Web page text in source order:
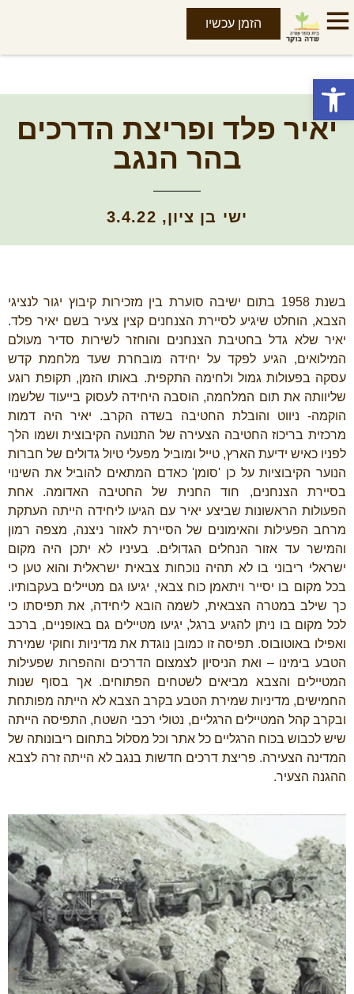
פתח סרגל נגישות
הזמן עכשיו
יאיר פלד ופריצת הדרכים
בהר הנגב
ישי בן ציון, 3.4.22
בשנת 1958 בתום ישיבה סוערת בין מזכירות קיבוץ יגור לנציגי
הצבא, הוחלט שיגיע לסיירת הצנחנים קצין צעיר בשם יאיר פלד.
יאיר שלא גדל בחטיבת הצנחנים והוחזר לשירות סדיר מעולם
המילואים, הגיע לפקד על יחידה מובחרת שעד מלחמת קדש
עסקה בפעולות גמול ולחימה התקפית. באותו הזמן, תקופת רוגע
שליוותה את תום המלחמה, הוסבה היחידה לעסוק בייעוד שלשמו
הוקמה- ניווט והובלת החטיבה בשדה הקרב. יאיר היה דמות
מרכזית בריכוז החטיבה הצעירה של התנועה הקיבוצית ושמו הלך
לפניו כאיש ידיעת הארץ, טייל ומוביל מפעלי טיול גדולים של חברות
הנוער הקיבוציות על כן 'סומן' כאדם המתאים להוביל את השינוי
בסיירת הצנחנים, חוד החנית של החטיבה האדומה. אחת
הפעולות הראשונות שביצע יאיר עם הגיעו ליחידה הייתה העתקת
מרחב הפעילות והאימונים של הסיירת לאזור ניצנה, מצפה רמון
והמישר עד אזור הנחלים הגדולים. בעיניו לא יתכן היה מקום
ישראלי ריבוני בו לא תהיה נוכחות צבאית ישראלית והוא טען כי
בכל מקום בו יסייר ויתאמן כוח צבאי, יגיעו גם מטיילים בעקבותיו.
כך שילב במטרה הצבאית, לשמה הובא ליחידה, את תפיסתו כי
לכל מקום בו ניתן להגיע ברגל, יגיעו מטיילים גם באופניים, ברכב
ואפילו באוטובוס. תפיסה זו כמובן נוגדת את מדיניות וחוקי שמירת
הטבע בימינו – ואת הניסיון לצמצום הדרכים וההפרות שפעילות
המטיילים והצבא מביאים לשטחים הפתוחים. אך בסוף שנות
החמישים, מדיניות שמירת הטבע בקרב הצבא לא הייתה מפותחת
ובקרב קהל המטיילים הרגליים, נטולי רכבי השטח, התפיסה הייתה
שיש לכבוש בכוח הרגליים כל אתר וכל מסלול בתחום ריבונותה של
המדינה הצעירה. פריצת דרכים חדשות בנגב לא הייתה זרה לצבא
ההגנה הצעיר.